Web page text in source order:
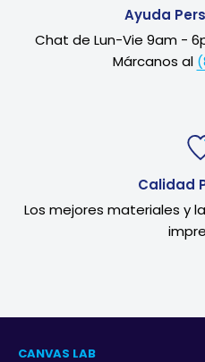
Ayuda
Chat de Lun-Vie 9am -
Márcanos al
Calidad
Los mejores materiales y
CANVAS LAB